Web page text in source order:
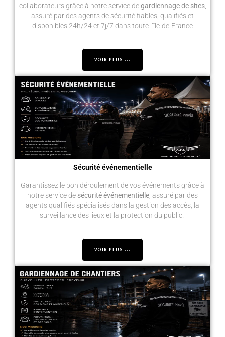
VOIR PLUS ...
collaborateurs grâce à notre service degardiennage de sites,
assuré par des agents de sécurité fiables, qualifiés et
disponibles 24h/24 et 7j/7 dans toute l’île-de-France
Sécurité événementielle
Garantissez le bon déroulement de vos événements grâce à
notre service de sécurité événementielle , assuré par des
agents qualifiés spécialisés dans la gestion des accès, la
surveillance des lieux et la protection du public.
VOIR PLUS ...